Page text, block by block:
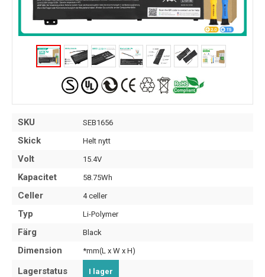
SKU SEB1656
Skick Helt nytt
Volt 15.4V
Kapacitet 58.75Wh
Celler 4 celler
Typ Li-Polymer
Färg Black
Dimension *mm(L x W x H)
Lagerstatus I lager